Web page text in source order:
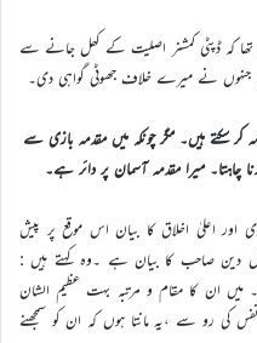
کہ ڈپٹی کمشنر اصلیت کے کھل جانے سے
جنہوں نے میرے خلاف جھوٹی گواہی دی۔
سکتے ہیں۔ مگر چونکہ میں مقدمہ بازی سے
چاہتا۔ میرا مقدمہ آسمان پر دائر ہے۔
اور اعلیٰ اخلاق کا بیان اس موقع پر پیش
دین صاحب کا بیان ہے ۔وہ کہتے ہیں :
ان کا مقام و مرتبہ بہت عظیم الشان
کی رو سے ،یہ مانتا ہوں کہ ان کو سمجھنے